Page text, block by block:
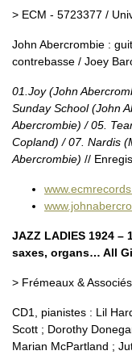
> ECM - 5723377 /
John Abercrombie :
contrebasse / Joey
01.Joy (John
Sunday School (John
Abercrombie) / 05.
Copland) / 07. Nardis
Abercrombie) //
JAZZ LADIES 1924
saxes, organs… All
> Frémeaux &
CD1, pianistes : Lil
Scott ; Dorothy
Marian McPartland ;